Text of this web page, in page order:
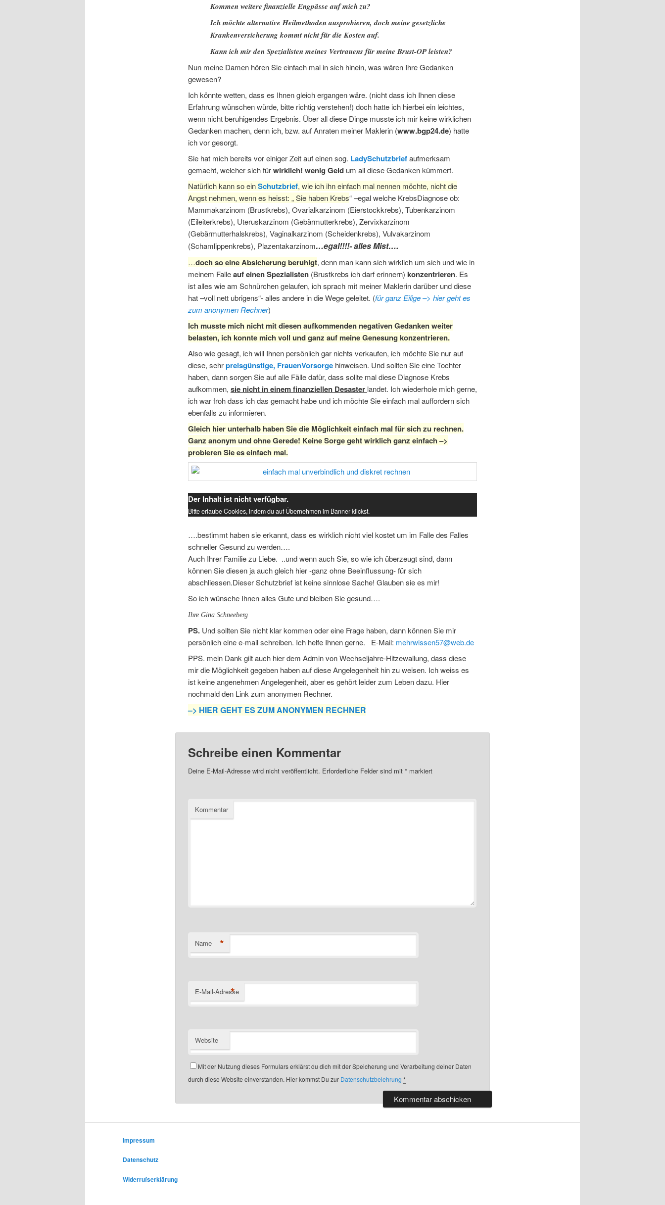
Kommen weitere finanzielle Engpässe auf mich zu?
Ich möchte alternative Heilmethoden ausprobieren, doch meine gesetzliche
Krankenversicherung kommt nicht für die Kosten auf.
Kann ich mir den Spezialisten meines Vertrauens für meine Brust-OP leisten?
Nun meine Damen hören Sie einfach mal in sich hinein, was wären Ihre Gedanken
gewesen?
Ich könnte wetten, dass es Ihnen gleich ergangen wäre. (nicht dass ich Ihnen diese
Erfahrung wünschen würde, bitte richtig verstehen!) doch hatte ich hierbei ein leichtes,
wenn nicht beruhigendes Ergebnis. Über all diese Dinge musste ich mir keine wirklichen
Gedanken machen, denn ich, bzw. auf Anraten meiner Maklerin (www.bgp24.de) hatte
ich vor gesorgt.
Sie hat mich bereits vor einiger Zeit auf einen sog. LadySchutzbriefaufmerksam
gemacht, welcher sich fürwirklich! wenig Geld um all diese Gedanken kümmert.
Natürlich kann so einSchutzbrief, wie ich ihn einfach mal nennen möchte, nicht die
Angst nehmen, wenn es heisst: „ Sie haben Krebs“ –egal welche KrebsDiagnose ob:
Mammakarzinom (Brustkrebs), Ovarialkarzinom (Eierstockkrebs), Tubenkarzinom
(Eileiterkrebs), Uteruskarzinom (Gebärmutterkrebs), Zervixkarzinom
(Gebärmutterhalskrebs), Vaginalkarzinom (Scheidenkrebs), Vulvakarzinom
(Schamlippenkrebs), Plazentakarzinom…egal!!!!- alles Mist….
…doch so eine Absicherung beruhigt, denn man kann sich wirklich um sich und wie in
meinem Falleauf einen Spezialisten (Brustkrebs ich darf erinnern) konzentrieren. Es
ist alles wie am Schnürchen gelaufen, ich sprach mit meiner Maklerin darüber und diese
hat –voll nett ubrigens“- alles andere in die Wege geleitet. (für ganz Eilige –> hier geht es
zum anonymen Rechner)
Ich musste mich nicht mit diesen aufkommenden negativen Gedanken weiter
belasten, ich konnte mich voll und ganz auf meine Genesung konzentrieren.
Also wie gesagt, ich will Ihnen persönlich gar nichts verkaufen, ich möchte Sie nur auf
diese, sehrpreisgünstige, FrauenVorsorge hinweisen. Und sollten Sie eine Tochter
haben, dann sorgen Sie auf alle Fälle dafür, dass sollte mal diese Diagnose Krebs
aufkommen, sie nicht in einem finanziellen Desaster landet. Ich wiederhole mich gerne,
ich war froh dass ich das gemacht habe und ich möchte Sie einfach mal auffordern sich
ebenfalls zu informieren.
Gleich hier unterhalb haben Sie die Möglichkeit einfach mal für sich zu rechnen.
Ganz anonym und ohne Gerede! Keine Sorge geht wirklich ganz einfach –>
probieren Sie es einfach mal.
Der Inhalt ist nicht verfügbar.
Bitte erlaube Cookies, indem du auf Übernehmen im Banner klickst.
….bestimmt haben sie erkannt, dass es wirklich nicht viel kostet um im Falle des Falles
schneller Gesund zu werden….
Auch Ihrer Familie zu Liebe. ..und wenn auch Sie, so wie ich überzeugt sind, dann
können Sie diesen ja auch gleich hier -ganz ohne Beeinflussung- für sich
abschliessen.Dieser Schutzbrief ist keine sinnlose Sache! Glauben sie es mir!
So ich wünsche Ihnen alles Gute und bleiben Sie gesund….
Ihre Gina Schneeberg
PS.Und sollten Sie nicht klar kommen oder eine Frage haben, dann können Sie mir
persönlich eine e-mail schreiben. Ich helfe Ihnen gerne. E-Mail: mehrwissen57@web.de
PPS. mein Dank gilt auch hier dem Admin von Wechseljahre-Hitzewallung, dass diese
mir die Möglichkeit gegeben haben auf diese Angelegenheit hin zu weisen. Ich weiss es
ist keine angenehmen Angelegenheit, aber es gehört leider zum Leben dazu. Hier
nochmald den Link zum anonymen Rechner.
–> HIER GEHT ES ZUM ANONYMEN RECHNER
Schreibe einen Kommentar
Deine E-Mail-Adresse wird nicht veröffentlicht. Erforderliche Felder sind mit *markiert
Kommentar
Name *
E-Mail-Adresse
*
Website
Mit der Nutzung dieses Formulars erklärst du dich mit der Speicherung und Verarbeitung deiner Daten
durch diese Website einverstanden. Hier kommst Du zur Datenschutzbelehrung *
Impressum
Datenschutz
Widerrufserklärung